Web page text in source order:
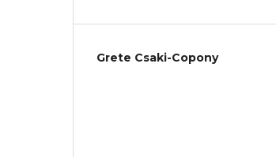
Grete Csaki-Copony